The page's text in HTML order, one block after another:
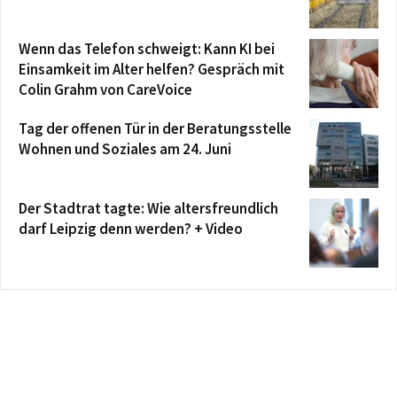
Wenn das Telefon schweigt: Kann KI bei
Einsamkeit im Alter helfen? Gespräch mit
Colin Grahm von CareVoice
Tag der offenen Tür in der Beratungsstelle
Wohnen und Soziales am 24. Juni
Der Stadtrat tagte: Wie altersfreundlich
darf Leipzig denn werden? + Video